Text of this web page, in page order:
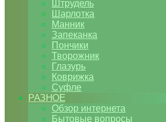
Штрудель
Шарлотка
Манник
Запеканка
Пончики
Творожник
Глазурь
Коврижка
Суфле
РАЗНОЕ
Обзор интернета
Бытовые вопросы